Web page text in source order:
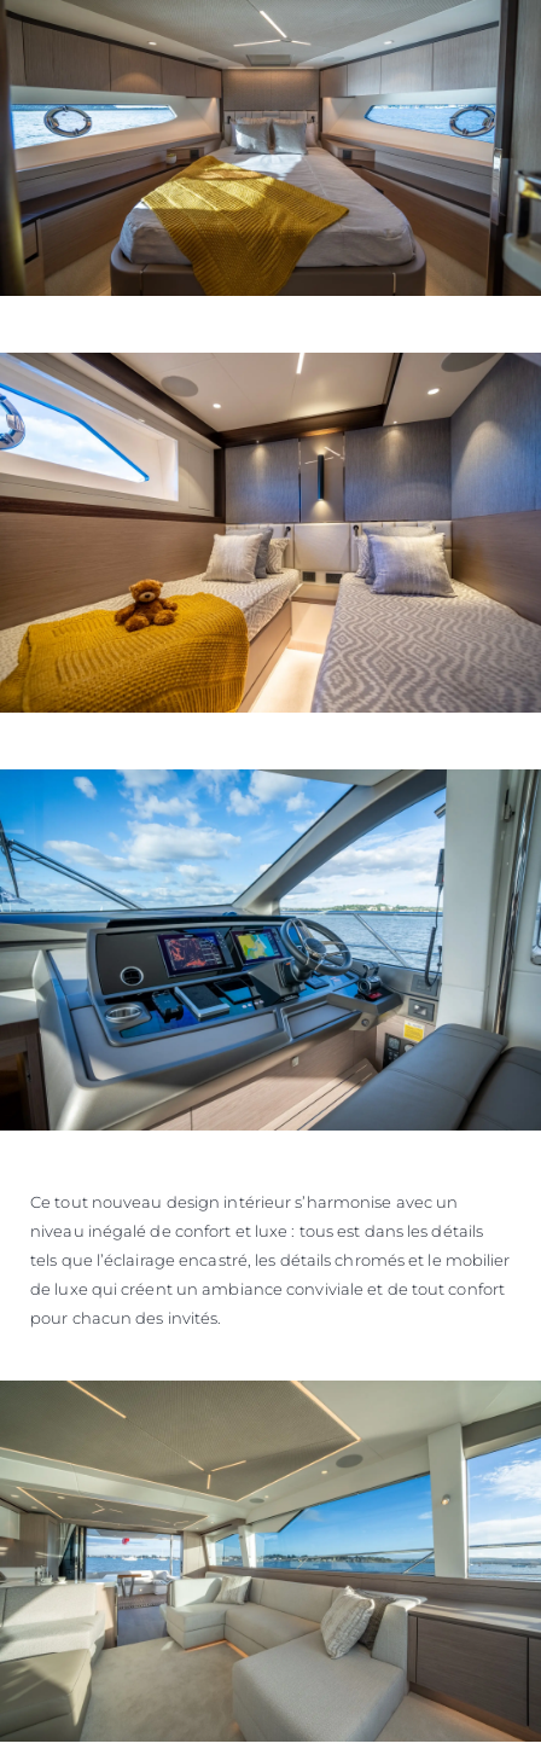
Ce tout nouveau design intérieur s’harmonise avec un
niveau inégalé de confort et luxe : tous est dans les détails
tels que l’éclairage encastré, les détails chromés et le mobilier
de luxe qui créent un ambiance conviviale et de tout confort
pour chacun des invités.